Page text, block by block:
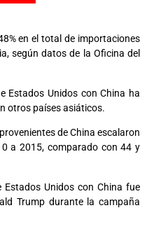
en el total de importaciones
según datos de la Oficina del
Estados Unidos con China ha
otros países asiáticos.
de China escalaron
a 2015, comparado con 44 y
Unidos con China fue
Trump durante la campaña